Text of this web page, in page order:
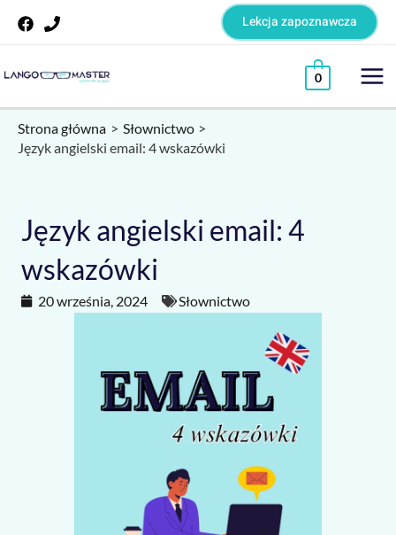
Lekcja zapoznawcza
0
Strona główna
Słownictwo
Język angielski email: 4 wskazówki
Język angielski email: 4
wskazówki
20 września, 2024 Słownictwo